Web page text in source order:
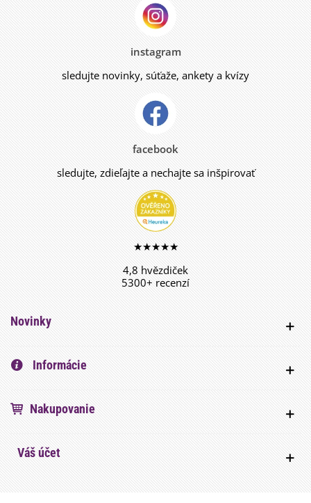
instagram
sledujte novinky, súťaže, ankety a kvízy
facebook
sledujte, zdieľajte a nechajte sa inšpirovať
★★★★★
4,8 hvězdiček
5300+ recenzí
Novinky
Informácie
Nakupovanie
Váš účet